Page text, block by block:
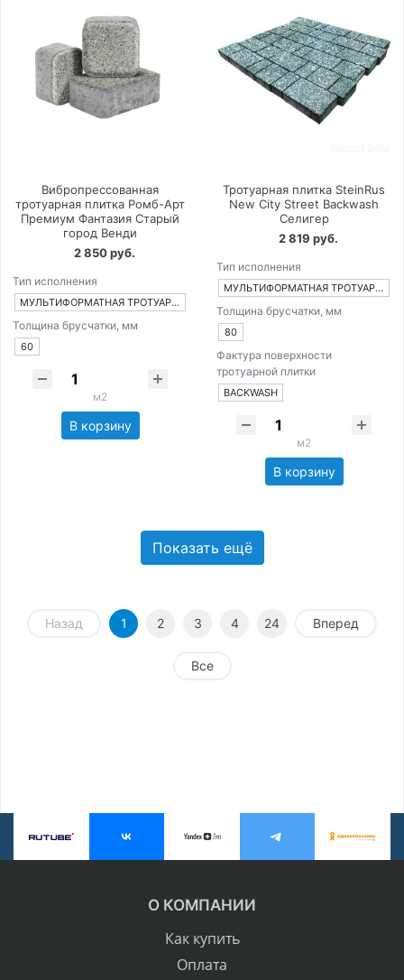
Вибропрессованная
тротуарная плитка Ромб-Арт
Премиум Фантазия Старый
город Венди
2 850 руб.
Тип исполнения
МУЛЬТИФОРМАТНАЯ ТРОТУАРНАЯ ПЛИТКА ИЗ 3-Х ЭЛЕМЕНТОВ
Толщина брусчатки, мм
60
м2
В корзину
Тротуарная плитка SteinRus
New City Street Backwash
Селигер
2 819 руб.
Тип исполнения
МУЛЬТИФОРМАТНАЯ ТРОТУАРНАЯ ПЛИТКА ИЗ 3-Х ЭЛЕМЕНТОВ
Толщина брусчатки, мм
80
Фактура поверхности
тротуарной плитки
BACKWASH
м2
В корзину
Показать ещё
Назад 1 2 3 4 24 Вперед
Все
О КОМПАНИИ
Как купить
Оплата